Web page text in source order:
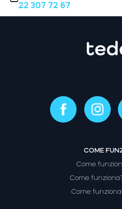
22 307 72 67
COME
Come
Come
Come